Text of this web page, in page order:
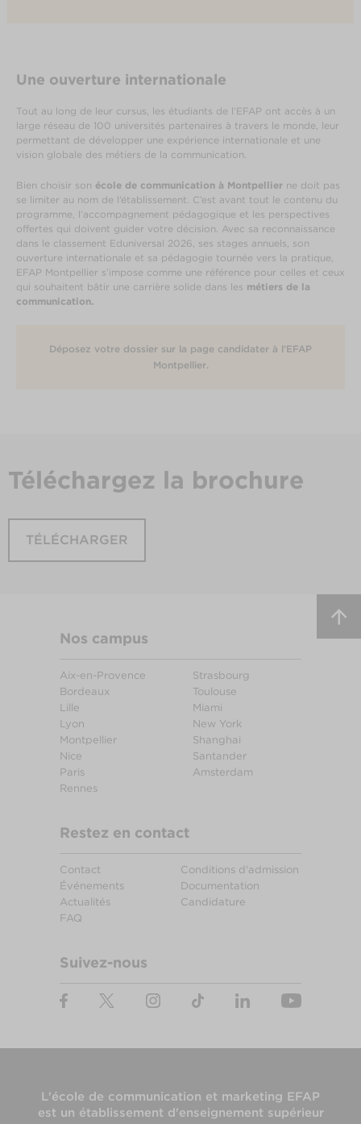
Une ouverture internationale
Tout au long de leur cursus, les étudiants de l’EFAP ont accès à un
large réseau de 100 universités partenaires à travers le monde, leur
permettant de développer une expérience internationale et une
vision globale des métiers de la communication.
Bien choisir son école de communication à Montpellier ne doit pas
se limiter au nom de l’établissement. C’est avant tout le contenu du
programme, l’accompagnement pédagogique et les perspectives
offertes qui doivent guider votre décision. Avec sa reconnaissance
dans le classement Eduniversal 2026, ses stages annuels, son
ouverture internationale et sa pédagogie tournée vers la pratique,
EFAP Montpellier s’impose comme une référence pour celles et ceux
qui souhaitent bâtir une carrière solide dans les métiers de la
communication.
Déposez votre dossier sur la page candidater à l’EFAP
Montpellier.
Téléchargez la brochure
TÉLÉCHARGER
Nos campus
Aix-en-Provence
Bordeaux
Lille
Lyon
Montpellier
Nice
Paris
Rennes
Strasbourg
Toulouse
Miami
New York
Shanghai
Santander
Amsterdam
Restez en contact
Contact
Événements
Actualités
FAQ
Conditions d'admission
Documentation
Candidature
Suivez-nous
L'école de communication et marketing EFAP
est un établissement d'enseignement supérieur